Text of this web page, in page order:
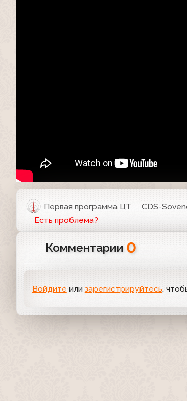
Первая программа ЦТ CDS-
Есть проблема?
Комментарии 0
Войдите или зарегистрируйтесь,